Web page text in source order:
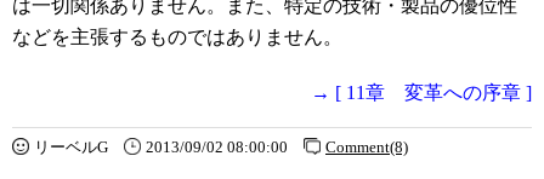
は一切関係ありません。また、特定の技術・製品の優位性
などを主張するものではありません。
→ [ 11章 変革への序章 ]
リーベルG 2013/09/02 08:00:00 Comment(8)